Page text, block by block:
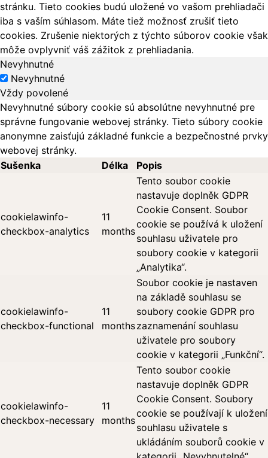
stránku. Tieto cookies budú uložené vo vašom prehliadači
iba s vaším súhlasom. Máte tiež možnosť zrušiť tieto
cookies. Zrušenie niektorých z týchto súborov cookie však
môže ovplyvniť váš zážitok z prehliadania.
Nevyhnutné
Nevyhnutné
Vždy povolené
Nevyhnutné súbory cookie sú absolútne nevyhnutné pre
správne fungovanie webovej stránky. Tieto súbory cookie
anonymne zaisťujú základné funkcie a bezpečnostné prvky
webovej stránky.
Sušenka
Délka Popis
cookielawinfo-
checkbox-analytics
11
months
Tento soubor cookie
nastavuje doplněk GDPR
Cookie Consent. Soubor
cookie se používá k uložení
souhlasu uživatele pro
soubory cookie v kategorii
„Analytika“.
cookielawinfo-
checkbox-functional
11
months
Soubor cookie je nastaven
na základě souhlasu se
soubory cookie GDPR pro
zaznamenání souhlasu
uživatele pro soubory
cookie v kategorii „Funkční“.
cookielawinfo-
checkbox-necessary
11
months
Tento soubor cookie
nastavuje doplněk GDPR
Cookie Consent. Soubory
cookie se používají k uložení
souhlasu uživatele s
ukládáním souborů cookie v